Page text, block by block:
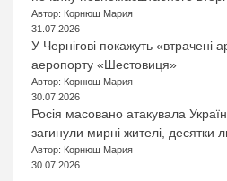
Автор: Корнюш Мария
31.07.2026
У Чернігові покажуть «втрачені
аеропорту «Шестовиця»
Автор: Корнюш Мария
30.07.2026
Росія масовано атакувала
загинули мирні жителі, десятки
Автор: Корнюш Мария
30.07.2026